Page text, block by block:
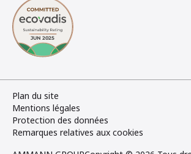
Plan du site
Mentions légales
Protection des données
Remarques relatives aux cookies